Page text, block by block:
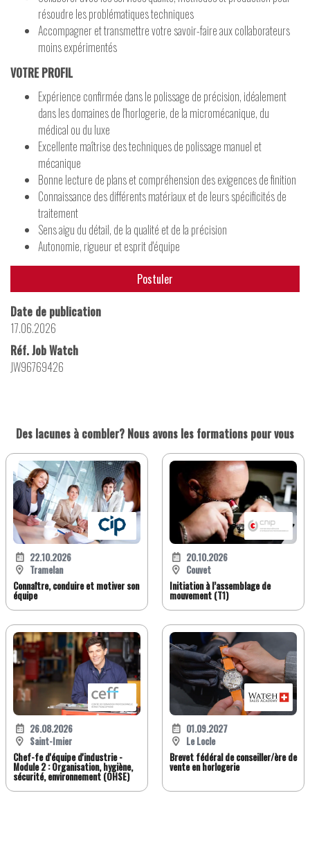
résoudre les problématiques techniques
Accompagner et transmettre votre savoir-faire aux collaborateurs
moins expérimentés
VOTRE PROFIL
Expérience confirmée dans le polissage de précision, idéalement
dans les domaines de l'horlogerie, de la micromécanique, du
médical ou du luxe
Excellente maîtrise des techniques de polissage manuel et
mécanique
Bonne lecture de plans et compréhension des exigences de finition
Connaissance des différents matériaux et de leurs spécificités de
traitement
Sens aigu du détail, de la qualité et de la précision
Autonomie, rigueur et esprit d'équipe
Postuler
Date de publication
17.06.2026
Réf. Job Watch
JW96769426
Des lacunes à combler? Nous avons les formations pour vous
22.10.2026
Tramelan
Connaître, conduire et motiver son
équipe
20.10.2026
Couvet
Initiation à l’assemblage de
mouvement (T1)
26.08.2026
Saint-Imier
Chef-fe d'équipe d'industrie -
Module 2 : Organisation, hygiène,
sécurité, environnement (OHSE)
01.09.2027
Le Locle
Brevet fédéral de conseiller/ère de
vente en horlogerie